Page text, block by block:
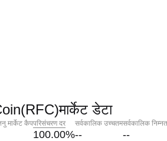
डेटा
मार्केट कैपपरिसंचरण दर
100.00%
सर्वकालिक उच्चतम
--
सर्वकालिक
--